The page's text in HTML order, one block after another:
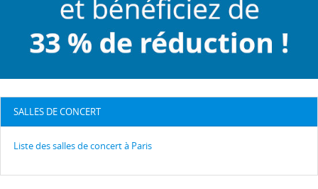
SALLES DE CONCERT
Liste des salles de concert à Paris